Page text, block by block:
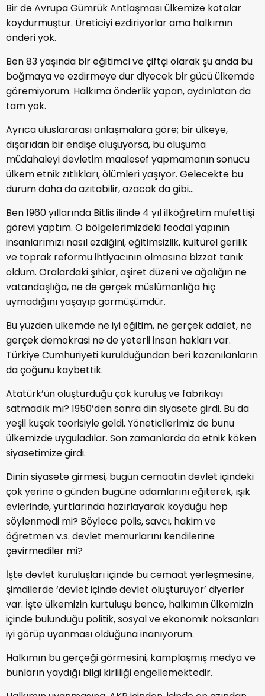
Bir de Avrupa Gümrük Antlaşması ülkemize kotalar
koydurmuştur. Üreticiyi ezdiriyorlar ama halkımın
önderi yok.
Ben 83 yaşında bir eğitimci ve çiftçi olarak şu anda bu
boğmaya ve ezdirmeye dur diyecek bir gücü ülkemde
göremiyorum. Halkıma önderlik yapan, aydınlatan da
tam yok.
Ayrıca uluslararası anlaşmalara göre; bir ülkeye,
dışarıdan bir endişe oluşuyorsa, bu oluşuma
müdahaleyi devletim maalesef yapmamanın sonucu
ülkem etnik zıtlıkları, ölümleri yaşıyor. Gelecekte bu
durum daha da azıtabilir, azacak da gibi…
Ben 1960 yıllarında Bitlis ilinde 4 yıl ilköğretim müfettişi
görevi yaptım. O bölgelerimizdeki feodal yapının
insanlarımızı nasıl ezdiğini, eğitimsizlik, kültürel gerilik
ve toprak reformu ihtiyacının olmasına bizzat tanık
oldum. Oralardaki şıhlar, aşiret düzeni ve ağalığın ne
vatandaşlığa, ne de gerçek müslümanlığa hiç
uymadığını yaşayıp görmüşümdür.
Bu yüzden ülkemde ne iyi eğitim, ne gerçek adalet, ne
gerçek demokrasi ne de yeterli insan hakları var.
Türkiye Cumhuriyeti kurulduğundan beri kazanılanların
da çoğunu kaybettik.
Atatürk’ün oluşturduğu çok kuruluş ve fabrikayı
satmadık mı? 1950’den sonra din siyasete girdi. Bu da
yeşil kuşak teorisiyle geldi. Yöneticilerimiz de bunu
ülkemizde uyguladılar. Son zamanlarda da etnik köken
siyasetimize girdi.
Dinin siyasete girmesi, bugün cemaatin devlet içindeki
çok yerine o günden bugüne adamlarını eğiterek, ışık
evlerinde, yurtlarında hazırlayarak koyduğu hep
söylenmedi mi? Böylece polis, savcı, hakim ve
öğretmen v.s. devlet memurlarını kendilerine
çevirmediler mi?
İşte devlet kuruluşları içinde bu cemaat yerleşmesine,
şimdilerde ‘devlet içinde devlet oluşturuyor’ diyerler
var. İşte ülkemizin kurtuluşu bence, halkımın ülkemizin
içinde bulunduğu politik, sosyal ve ekonomik noksanları
iyi görüp uyanması olduğuna inanıyorum.
Halkımın bu gerçeği görmesini, kamplaşmış medya ve
bunların yaydığı bilgi kirliliği engellemektedir.